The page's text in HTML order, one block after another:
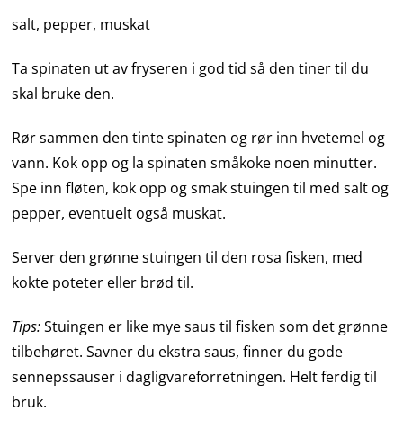
salt, pepper, muskat
Ta spinaten ut av fryseren i god tid så den tiner til du
skal bruke den.
Rør sammen den tinte spinaten og rør inn hvetemel og
vann. Kok opp og la spinaten småkoke noen minutter.
Spe inn fløten, kok opp og smak stuingen til med salt og
pepper, eventuelt også muskat.
Server den grønne stuingen til den rosa fisken, med
kokte poteter eller brød til.
Tips:Stuingen er like mye saus til fisken som det grønne
tilbehøret. Savner du ekstra saus, finner du gode
sennepssauser i dagligvareforretningen. Helt ferdig til
bruk.